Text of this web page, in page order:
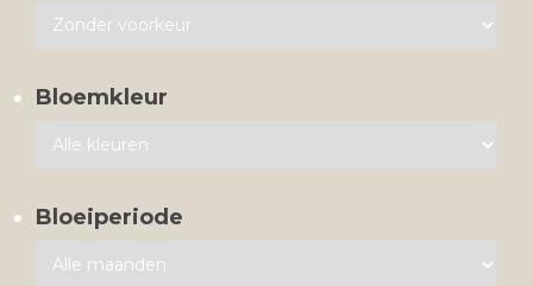
Bloemkleur
Bloeiperiode